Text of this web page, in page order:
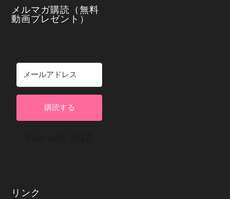
メルマガ購読（無料
動画プレゼント）
購読する
リンク